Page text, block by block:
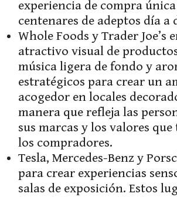
experiencia de compra
centenares de adeptos día a
Whole Foods y Trader Joe’s
atractivo visual de
música ligera de fondo y
estratégicos para crear un
acogedor en locales
manera que refleja las
sus marcas y los valores
los compradores.
Tesla, Mercedes-Benz y
para crear experiencias
salas de exposición. Estos